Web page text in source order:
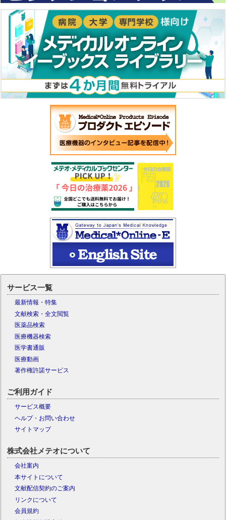
サービス一覧
最新情報・特集
文献検索・全文閲覧
医薬品検索
医療機器検索
医学書通販
医療動画
著作権許諾サービス
ご利用ガイド
サービス概要
ヘルプ・お問い合わせ
サイトマップ
株式会社メテオについて
会社案内
本サイトについて
文献配信契約のご案内
リンクについて
会員規約